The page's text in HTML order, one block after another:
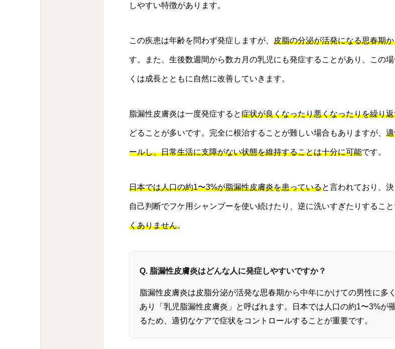
しやすい特徴があります。
この疾患は年齢を問わず発症しますが、 皮脂の分泌が活発になる思春期
す。また、生後数週間から数カ月の乳児にも発症することがあり、この
くは成長とともに自然に改善していきます。
脂漏性皮膚炎は一度発症すると症状が良くなったり悪くなったりを繰り
どることが多いです。完全に根治することが難しい場合もありますが、
ールし、日常生活に支障がない状態を維持することは十分に可能です。
日本では人口の約1〜3%が脂漏性皮膚炎を患っていると言われており、
自己判断でフケ用シャンプーを使い続けたり、逆に洗いすぎたりするこ
くありません。
Q. 脂漏性皮膚炎はどんな人に発症しやすいですか？
脂漏性皮膚炎は皮脂分泌が活発な思春期から中年にかけての男性に多
あり「乳児脂漏性皮膚炎」と呼ばれます。日本では人口の約1〜3%が
るため、適切なケアで症状をコントロールすることが重要です。